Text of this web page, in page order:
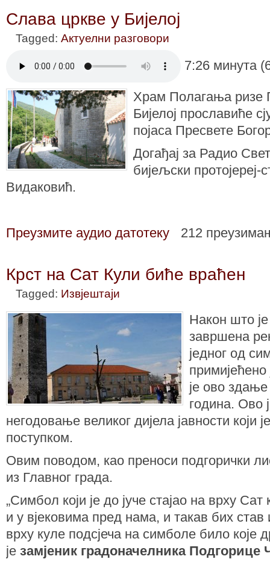
Слава цркве у Бијелој
Tagged: Актуелни разговори
7:26 минута
Храм Полагања ризе
Бијелој прославиће
појаса Пресвете
Догађај за Радио
бијељски
Видаковић.
Преузмите аудио датотеку 212
Крст на Сат Кули биће враћен
Tagged: Извјештаји
Након што
завршена
једног од
примијећено
је ово
година. Ово
негодовање великог дијела јавности који
поступком.
Овим поводом, као преноси подгорички
из Главног града.
„Симбол који је до јуче стајао на врху
и у вјековима пред нама, и такав бих
врху куле подсјеча на симболе било које
је замјеник градоначелника